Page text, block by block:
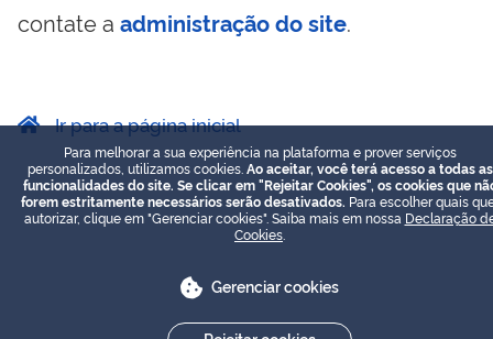
contate a administração do site.
Ir para a página inicial
Para melhorar a sua experiência na plataforma e prover serviços
personalizados, utilizamos cookies. Ao aceitar, você terá acesso a todas as
funcionalidades do site. Se clicar em "Rejeitar Cookies", os cookies que
forem estritamente necessários serão desativados. Para escolher quais
autorizar, clique em "Gerenciar cookies". Saiba mais em nossa Declaração
Cookies
Gerenciar cookies